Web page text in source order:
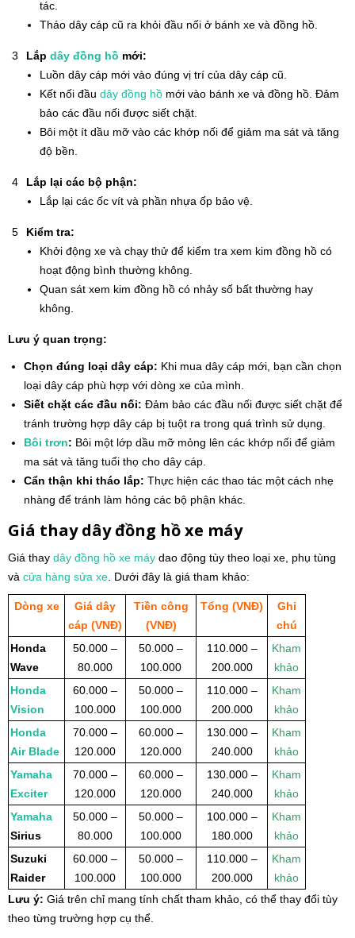
tác.
Tháo dây cáp cũ ra khỏi đầu nối ở bánh xe và đồng hồ.
Lắp dây đồng hồ mới:
Luồn dây cáp mới vào đúng vị trí của dây cáp cũ.
Kết nối đầu dây đồng hồ mới vào bánh xe và đồng hồ. Đảm
bảo các đầu nối được siết chặt.
Bôi một ít dầu mỡ vào các khớp nối để giảm ma sát và tăng
độ bền.
Lắp lại các bộ phận:
Lắp lại các ốc vít và phần nhựa ốp bảo vệ.
Kiểm tra:
Khởi động xe và chạy thử để kiểm tra xem kim đồng hồ có
hoạt động bình thường không.
Quan sát xem kim đồng hồ có nhảy số bất thường hay
không.
Lưu ý quan trọng:
Chọn đúng loại dây cáp: Khi mua dây cáp mới, bạn cần chọn
loại dây cáp phù hợp với dòng xe của mình.
Siết chặt các đầu nối: Đảm bảo các đầu nối được siết chặt để
tránh trường hợp dây cáp bị tuột ra trong quá trình sử dụng.
Bôi trơn: Bôi một lớp dầu mỡ mỏng lên các khớp nối để giảm
ma sát và tăng tuổi thọ cho dây cáp.
Cẩn thận khi tháo lắp: Thực hiện các thao tác một cách nhẹ
nhàng để tránh làm hỏng các bộ phận khác.
Giá thay dây đồng hồ xe máy
Giá thay dây đồng hồ xe máy dao động tùy theo loại xe, phụ tùng
và cửa hàng sửa xe . Dưới đây là giá tham khảo:
Dòng xe
Giá dây
cáp (VNĐ)
Tiền công
(VNĐ)
Tổng (VNĐ)
Ghi
chú
Honda
Wave
50.000 –
80.000
50.000 –
100.000
110.000 –
200.000
Kham
khảo
Honda
Vision
60.000 –
100.000
50.000 –
100.000
110.000 –
200.000
Kham
khảo
Honda
Air Blade
70.000 –
120.000
60.000 –
120.000
130.000 –
240.000
Kham
khảo
Yamaha
Exciter
70.000 –
120.000
60.000 –
120.000
130.000 –
240.000
Kham
khảo
Yamaha
Sirius
50.000 –
80.000
50.000 –
100.000
100.000 –
180.000
Kham
khảo
Suzuki
Raider
60.000 –
100.000
50.000 –
100.000
110.000 –
200.000
Kham
khảo
Lưu ý: Giá trên chỉ mang tính chất tham khảo, có thể thay đổi tùy
theo từng trường hợp cụ thể.